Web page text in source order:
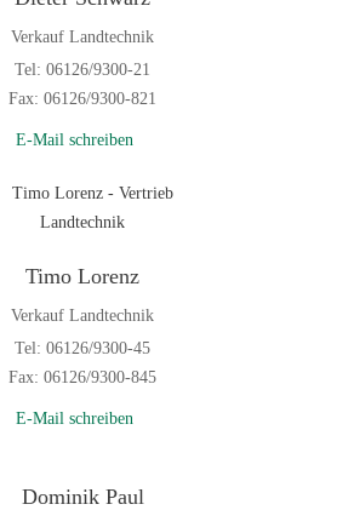
Verkauf Landtechnik
Tel: 06126/9300-21
Fax: 06126/9300-821
E-Mail schreiben
Timo Lorenz
Verkauf Landtechnik
Tel: 06126/9300-45
Fax: 06126/9300-845
E-Mail schreiben
Dominik Paul